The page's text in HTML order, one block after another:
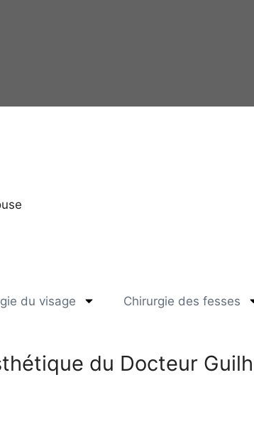
du visage Chirurgie des fesses
du Docteur